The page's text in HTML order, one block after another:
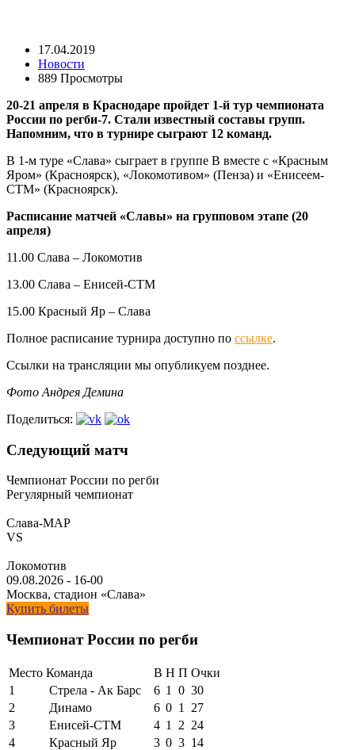
17.04.2019
Новости
889 Просмотры
20-21 апреля в Краснодаре пройдет 1-й тур чемпионата
России по регби-7. Стали известный составы групп.
Напомним, что в турнире сыграют 12 команд.
В 1-м туре «Слава» сыграет в группе В вместе с «Красным
Яром» (Красноярск), «Локомотивом» (Пенза) и «Енисеем-
СТМ» (Красноярск).
Расписание матчей «Славы» на групповом этапе (20
апреля)
11.00 Слава – Локомотив
13.00 Слава – Енисей-СТМ
15.00 Красный Яр – Слава
Полное расписание турнира доступно по ссылке.
Ссылки на трансляции мы опубликуем позднее.
Фото Андрея Демина
Поделиться:
Следующий матч
Чемпионат России по регби
Регулярный чемпионат
Слава-МАР
VS
Локомотив
09.08.2026 - 16-00
Москва, стадион «Слава»
Купить билеты
Чемпионат России по регби
Место Команда В Н П Очки
1
Стрела - Ак Барс 6 1 0 30
2
Динамо 6 0 1
27
3
Енисей-СТМ 4 1 2 24
4
Красный Яр 3 0 3 14